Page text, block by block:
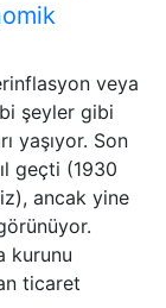
veya
şeyler gibi
yaşıyor. Son
geçti (1930
ancak yine
kurunu
ticaret